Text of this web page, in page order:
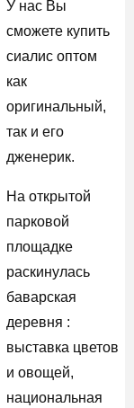
У нас Вы
сможете купить
сиалис оптом
как
оригинальный,
так и его
дженерик.
На открытой
парковой
площадке
раскинулась
баварская
деревня :
выставка цветов
и овощей,
национальная